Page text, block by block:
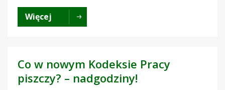
Więcej
Co w nowym Kodeksie Pracy
piszczy? – nadgodziny!